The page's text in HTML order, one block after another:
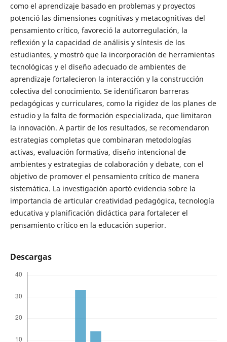
como el aprendizaje basado en problemas y proyectos
potenció las dimensiones cognitivas y metacognitivas del
pensamiento crítico, favoreció la autorregulación, la
reflexión y la capacidad de análisis y síntesis de los
estudiantes, y mostró que la incorporación de herramientas
tecnológicas y el diseño adecuado de ambientes de
aprendizaje fortalecieron la interacción y la construcción
colectiva del conocimiento. Se identificaron barreras
pedagógicas y curriculares, como la rigidez de los planes de
estudio y la falta de formación especializada, que limitaron
la innovación. A partir de los resultados, se recomendaron
estrategias completas que combinaran metodologías
activas, evaluación formativa, diseño intencional de
ambientes y estrategias de colaboración y debate, con el
objetivo de promover el pensamiento crítico de manera
sistemática. La investigación aportó evidencia sobre la
importancia de articular creatividad pedagógica, tecnología
educativa y planificación didáctica para fortalecer el
pensamiento crítico en la educación superior.
Descargas